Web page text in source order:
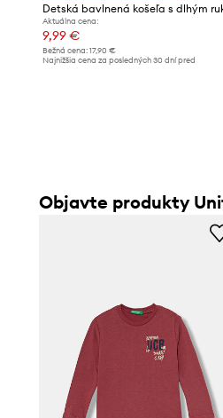
Aktuálna cena:
9,99 €
Bežná cena: 17,90 €
Najnižšia cena za posledných 30 dní pred
Objavte produkty